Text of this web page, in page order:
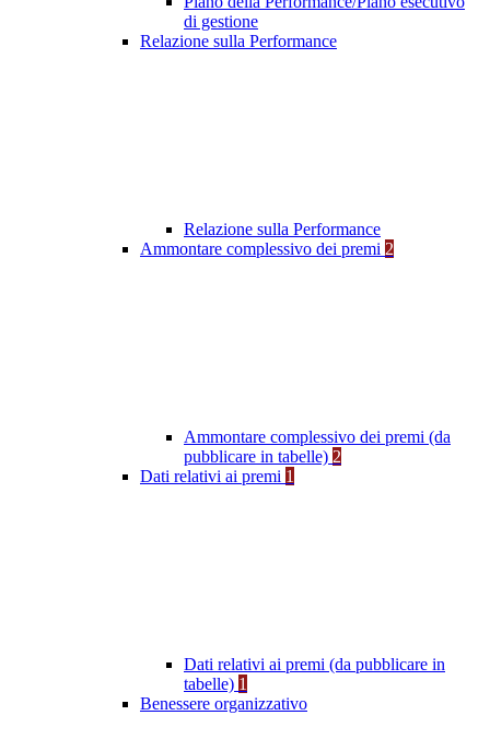
di gestione
Relazione sulla Performance
Relazione sulla Performance
Ammontare complessivo dei premi 2
Ammontare complessivo dei premi (da
pubblicare in tabelle) 2
Dati relativi ai premi 1
Dati relativi ai premi (da pubblicare in
tabelle) 1
Benessere organizzativo